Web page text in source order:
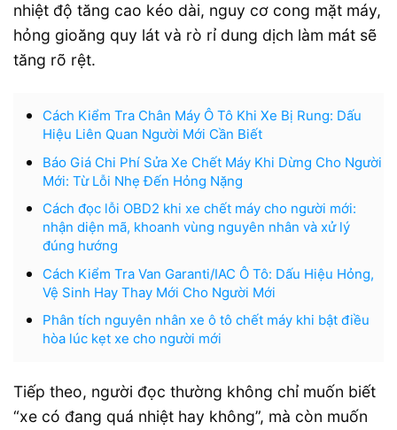
nhiệt độ tăng cao kéo dài, nguy cơ cong mặt máy,
hỏng gioăng quy lát và rò rỉ dung dịch làm mát sẽ
tăng rõ rệt.
Cách Kiểm Tra Chân Máy Ô Tô Khi Xe Bị Rung: Dấu
Hiệu Liên Quan Người Mới Cần Biết
Báo Giá Chi Phí Sửa Xe Chết Máy Khi Dừng Cho Người
Mới: Từ Lỗi Nhẹ Đến Hỏng Nặng
Cách đọc lỗi OBD2 khi xe chết máy cho người mới:
nhận diện mã, khoanh vùng nguyên nhân và xử lý
đúng hướng
Cách Kiểm Tra Van Garanti/IAC Ô Tô: Dấu Hiệu Hỏng,
Vệ Sinh Hay Thay Mới Cho Người Mới
Phân tích nguyên nhân xe ô tô chết máy khi bật điều
hòa lúc kẹt xe cho người mới
Tiếp theo, người đọc thường không chỉ muốn biết
“xe có đang quá nhiệt hay không”, mà còn muốn